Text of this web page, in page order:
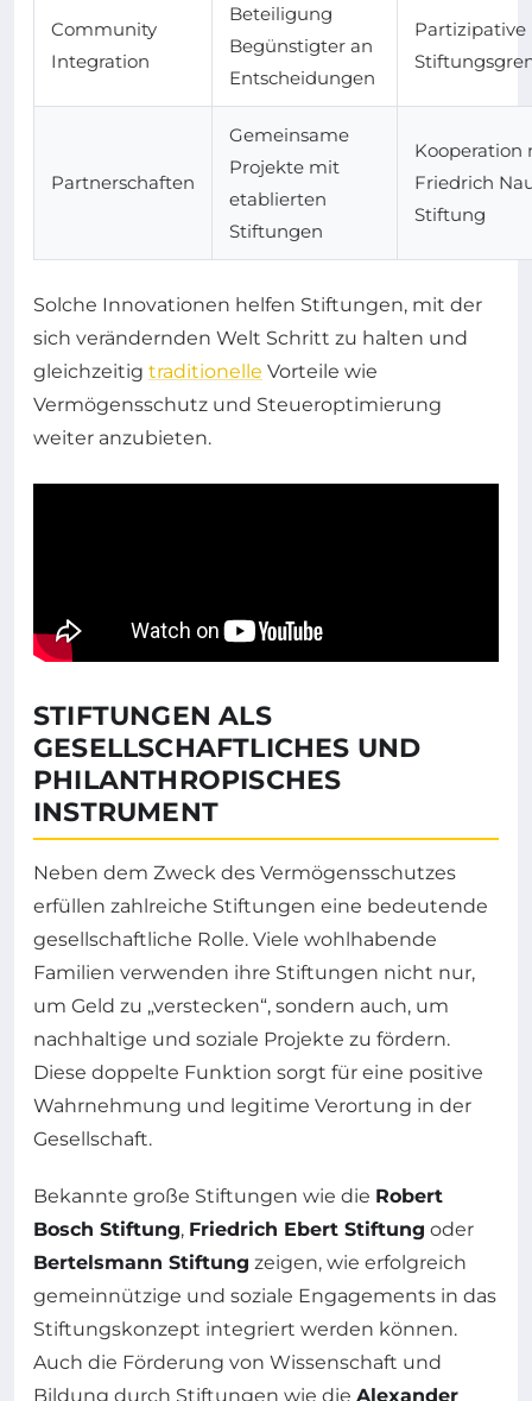
Community
Integration
Beteiligung
Begünstigter an
Entscheidungen
Partizipative
Partnerschaften
Gemeinsame
Projekte mit
etablierten
Stiftungen
Kooperation
Friedrich
Stiftung
Solche Innovationen helfen Stiftungen, mit der
sich verändernden Welt Schritt zu halten und
gleichzeitig traditionelle Vorteile wie
Vermögensschutz und Steueroptimierung
weiter anzubieten.
STIFTUNGEN ALS
GESELLSCHAFTLICHES UND
PHILANTHROPISCHES
INSTRUMENT
Neben dem Zweck des Vermögensschutzes
erfüllen zahlreiche Stiftungen eine bedeutende
gesellschaftliche Rolle. Viele wohlhabende
Familien verwenden ihre Stiftungen nicht nur,
um Geld zu „verstecken“, sondern auch, um
nachhaltige und soziale Projekte zu fördern.
Diese doppelte Funktion sorgt für eine positive
Wahrnehmung und legitime Verortung in der
Gesellschaft.
Bekannte große Stiftungen wie die Robert
Bosch Stiftung, Friedrich Ebert Stiftung oder
Bertelsmann Stiftung zeigen, wie erfolgreich
gemeinnützige und soziale Engagements in das
Stiftungskonzept integriert werden können.
Auch die Förderung von Wissenschaft und
Bildung durch Stiftungen wie die Alexander